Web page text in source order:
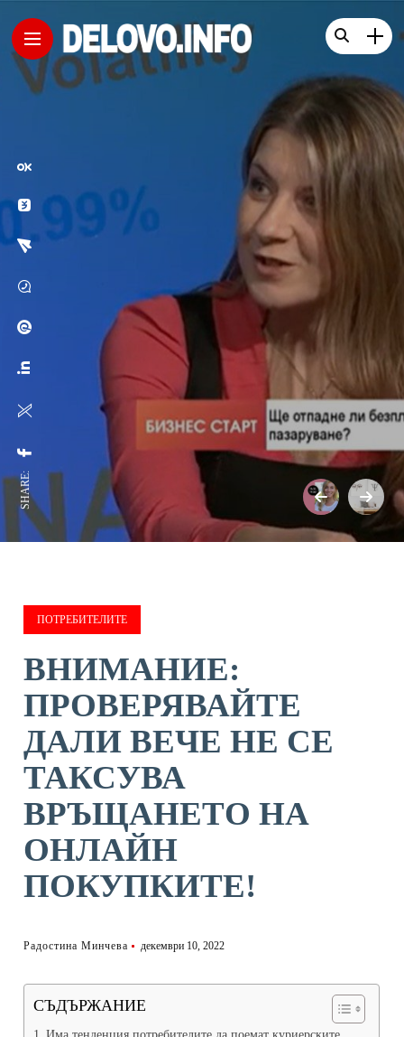
SHARE:
ПОТРЕБИТЕЛИТЕ
ВНИМАНИЕ:
ПРОВЕРЯВАЙТЕ
ДАЛИ ВЕЧЕ НЕ СЕ
ТАКСУВА
ВРЪЩАНЕТО НА
ОНЛАЙН
ПОКУПКИТЕ!
Радостина Минчева декември 10, 2022
СЪДЪРЖАНИЕ